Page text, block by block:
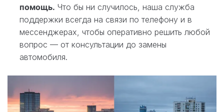
помощь. Что бы ни случилось, наша служба
поддержки всегда на связи по телефону и в
мессенджерах, чтобы оперативно решить любой
вопрос — от консультации до замены
автомобиля.